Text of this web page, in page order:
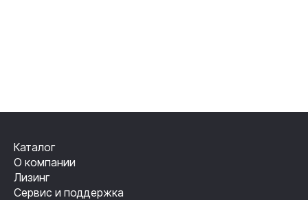
Каталог
О компании
Лизинг
Сервис и поддержка